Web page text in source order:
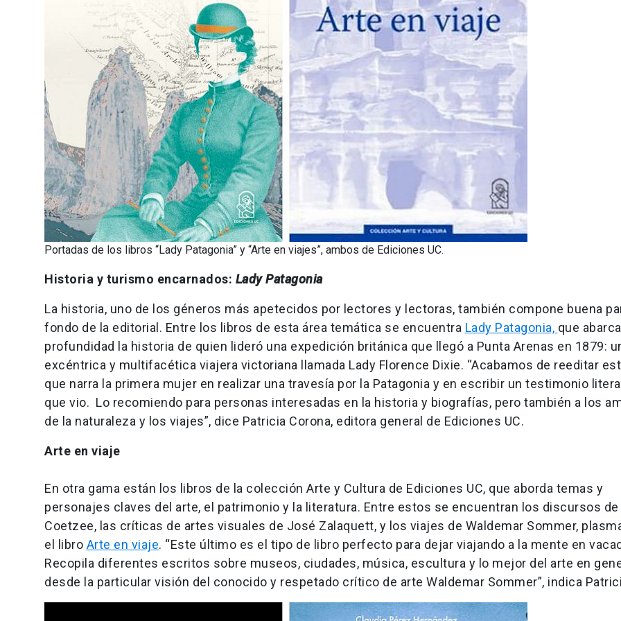
Portadas de los libros “Lady Patagonia” y “Arte en viajes”, ambos de Ediciones UC.
Historia y turismo encarnados: Lady Patagonia
La historia, uno de los géneros más apetecidos por lectores y lectoras, también compone buena
fondo de la editorial. Entre los libros de esta área temática se encuentra Lady Patagonia, que
profundidad la historia de quien lideró una expedición británica que llegó a Punta Arenas en 1879:
excéntrica y multifacética viajera victoriana llamada Lady Florence Dixie. “Acabamos de reeditar
que narra la primera mujer en realizar una travesía por la Patagonia y en escribir un testimonio
que vio. Lo recomiendo para personas interesadas en la historia y biografías, pero también a los
de la naturaleza y los viajes”, dice Patricia Corona, editora general de Ediciones UC.
Arte en viaje
En otra gama están los libros de la colección Arte y Cultura de Ediciones UC, que aborda temas y
personajes claves del arte, el patrimonio y la literatura. Entre estos se encuentran los discursos de
Coetzee, las críticas de artes visuales de José Zalaquett, y los viajes de Waldemar Sommer,
el libro Arte en viaje. “Este último es el tipo de libro perfecto para dejar viajando a la mente en
Recopila diferentes escritos sobre museos, ciudades, música, escultura y lo mejor del arte en
desde la particular visión del conocido y respetado crítico de arte Waldemar Sommer”, indica